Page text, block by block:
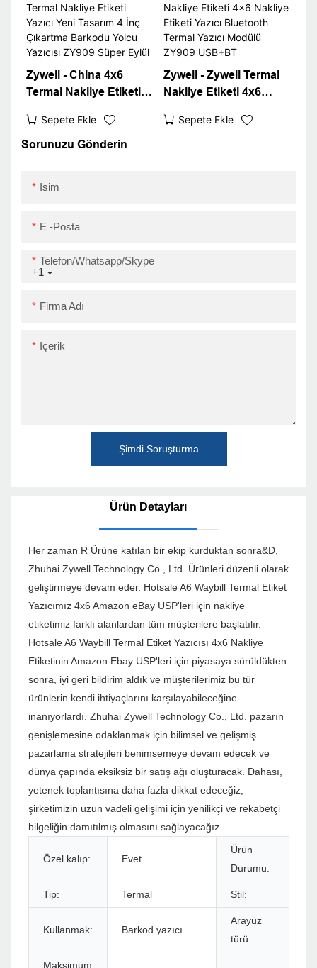
Yazıcı
USB
Zywell - China 4x6
Termal Nakliye Etiketi
İnç Çıkartma Barkodu
Yolcu Yazıcısı ZY909
Sepete Ekle
Zywell - Zywell Termal
Nakliye Etiketi 4x6
Bluetooth Termal Yazıcı
Sepete Ekle
Sorunuzu Gönderin
Isim
E -posta
+1
Telefon/Whatsapp/Skype
Firma Adı
Içerik
Şimdi Soruşturma
Ürün Detayları
Her zaman R Ürüne katılan bir ekip kurduktan sonra&D,
Zhuhai Zywell Technology Co., Ltd. Ürünleri düzenli olarak
geliştirmeye devam eder. Hotsale A6 Waybill Termal Etiket
Yazıcımız 4x6 Amazon eBay USP'leri için nakliye
etiketimiz farklı alanlardan tüm müşterilere başlatılır.
Hotsale A6 Waybill Termal Etiket Yazıcısı 4x6 Nakliye
Etiketinin Amazon Ebay USP'leri için piyasaya sürüldükten
sonra, iyi geri bildirim aldık ve müşterilerimiz bu tür
ürünlerin kendi ihtiyaçlarını karşılayabileceğine
inanıyorlardı. Zhuhai Zywell Technology Co., Ltd. pazarın
genişlemesine odaklanmak için bilimsel ve gelişmiş
pazarlama stratejileri benimsemeye devam edecek ve
dünya çapında eksiksiz bir satış ağı oluşturacak. Dahası,
yetenek toplantısına daha fazla dikkat edeceğiz,
şirketimizin uzun vadeli gelişimi için yenilikçi ve rekabetçi
bilgeliğin damıtılmış olmasını sağlayacağız.
Özel kalıp: Evet
Ürün
Durumu:
Tip: Termal Stil:
Kullanmak: Barkod yazıcı
Arayüz
türü:
Maksimum